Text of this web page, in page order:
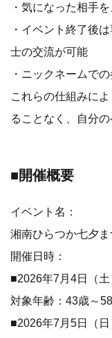
・気になった相手
・イベント終了後
士の交流が可能
・ニックネームで
これらの仕組みに
ることなく、自分
■開催概要
イベント名：
湘南ひらつか七夕
開催日時：
■2026年7月4日（
対象年齢：43歳～
■2026年7月5日（